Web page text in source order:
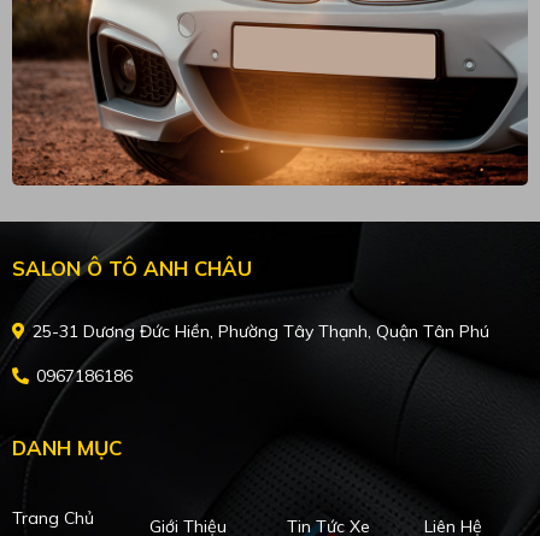
SALON Ô TÔ ANH CHÂU
25-31 Dương Đức Hiền, Phường Tây Thạnh, Quận Tân Phú
0967186186
DANH MỤC
Trang Chủ Giới Thiệu Tin Tức Xe Liên Hệ